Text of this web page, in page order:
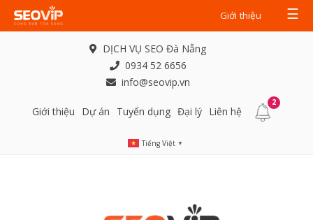
Giới thiệu ☰
DỊCH VỤ SEO Đà Nẵng
0934 52 6656
info@seovip.vn
Giới thiệu Dự án Tuyển dụng Đại lý Liên hệ
2
Tiếng Việt ▼